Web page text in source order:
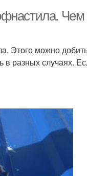
Чем
Этого можно
в разных случаях.